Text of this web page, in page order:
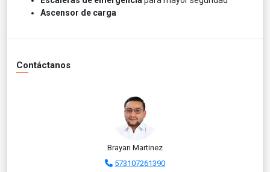
Ascensor de carga
Contáctanos
Brayan Martinez
573107261390